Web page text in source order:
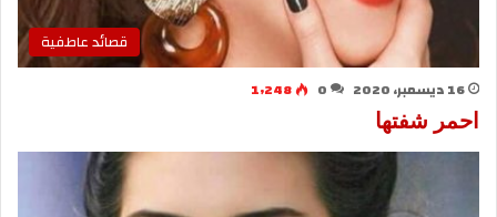
قصائد عاطفية
16 ديسمبر، 2020 0
1٬248
احمر شفتها